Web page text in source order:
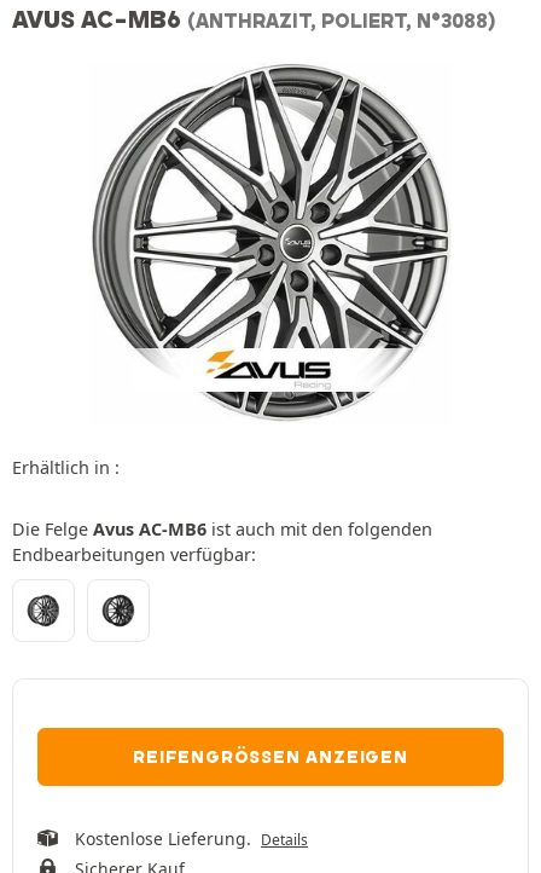
AVUS AC-MB6 (ANTHRAZIT, POLIERT, N°3088)
Erhältlich in :
Die Felge Avus AC-MB6 ist auch mit den folgenden
Endbearbeitungen verfügbar:
REIFENGRÖSSEN ANZEIGEN
Kostenlose Lieferung. Details
Sicherer Kauf